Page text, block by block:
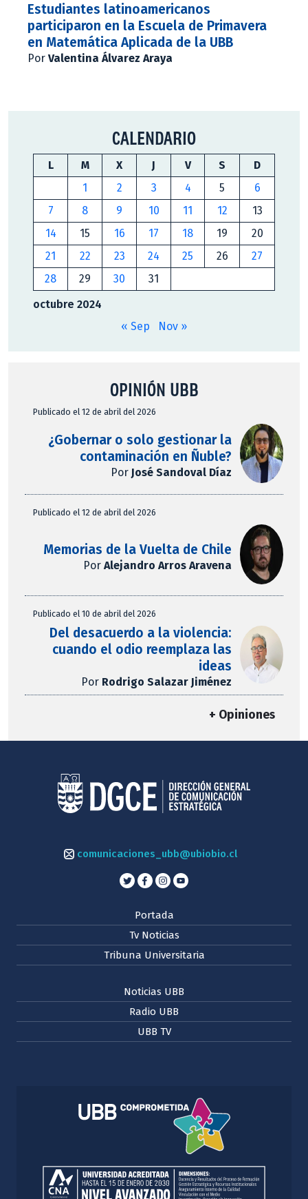
Estudiantes latinoamericanos
participaron en la Escuela de Primavera
en Matemática Aplicada de la UBB
Por Valentina Álvarez Araya
CALENDARIO
octubre 2024
L M X J V S
D
1
2 3 4 5
6
7
8 9 10 11 12
13
14
15 16 17 18 19
20
21
22 23 24 25 26
27
28
29 30 31
« Sep Nov »
OPINIÓN UBB
Publicado el 12 de abril del 2026
¿Gobernar o solo gestionar la
contaminación en Ñuble?
Por José Sandoval Díaz
Publicado el 12 de abril del 2026
Memorias de la Vuelta de Chile
PorAlejandro Arros Aravena
Publicado el 10 de abril del 2026
Del desacuerdo a la violencia:
cuando el odio reemplaza las
ideas
Por Rodrigo Salazar Jiménez
+ Opiniones
comunicaciones_ubb@ubiobio.cl
Portada
Tv Noticias
Tribuna Universitaria
Noticias UBB
Radio UBB
UBB TV